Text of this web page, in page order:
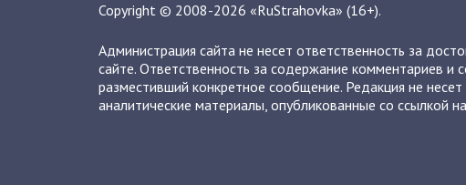
Copyright © 2008-2026 «RuStrahovka» (16+).
Администрация сайта не несет ответственность за
сайте. Ответственность за содержание комментариев и
разместивший конкретное сообщение. Редакция не
аналитические материалы, опубликованные со ссылкой